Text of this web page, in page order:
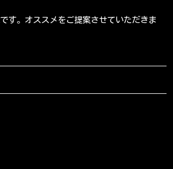
す。オススメをご提案させていただきま